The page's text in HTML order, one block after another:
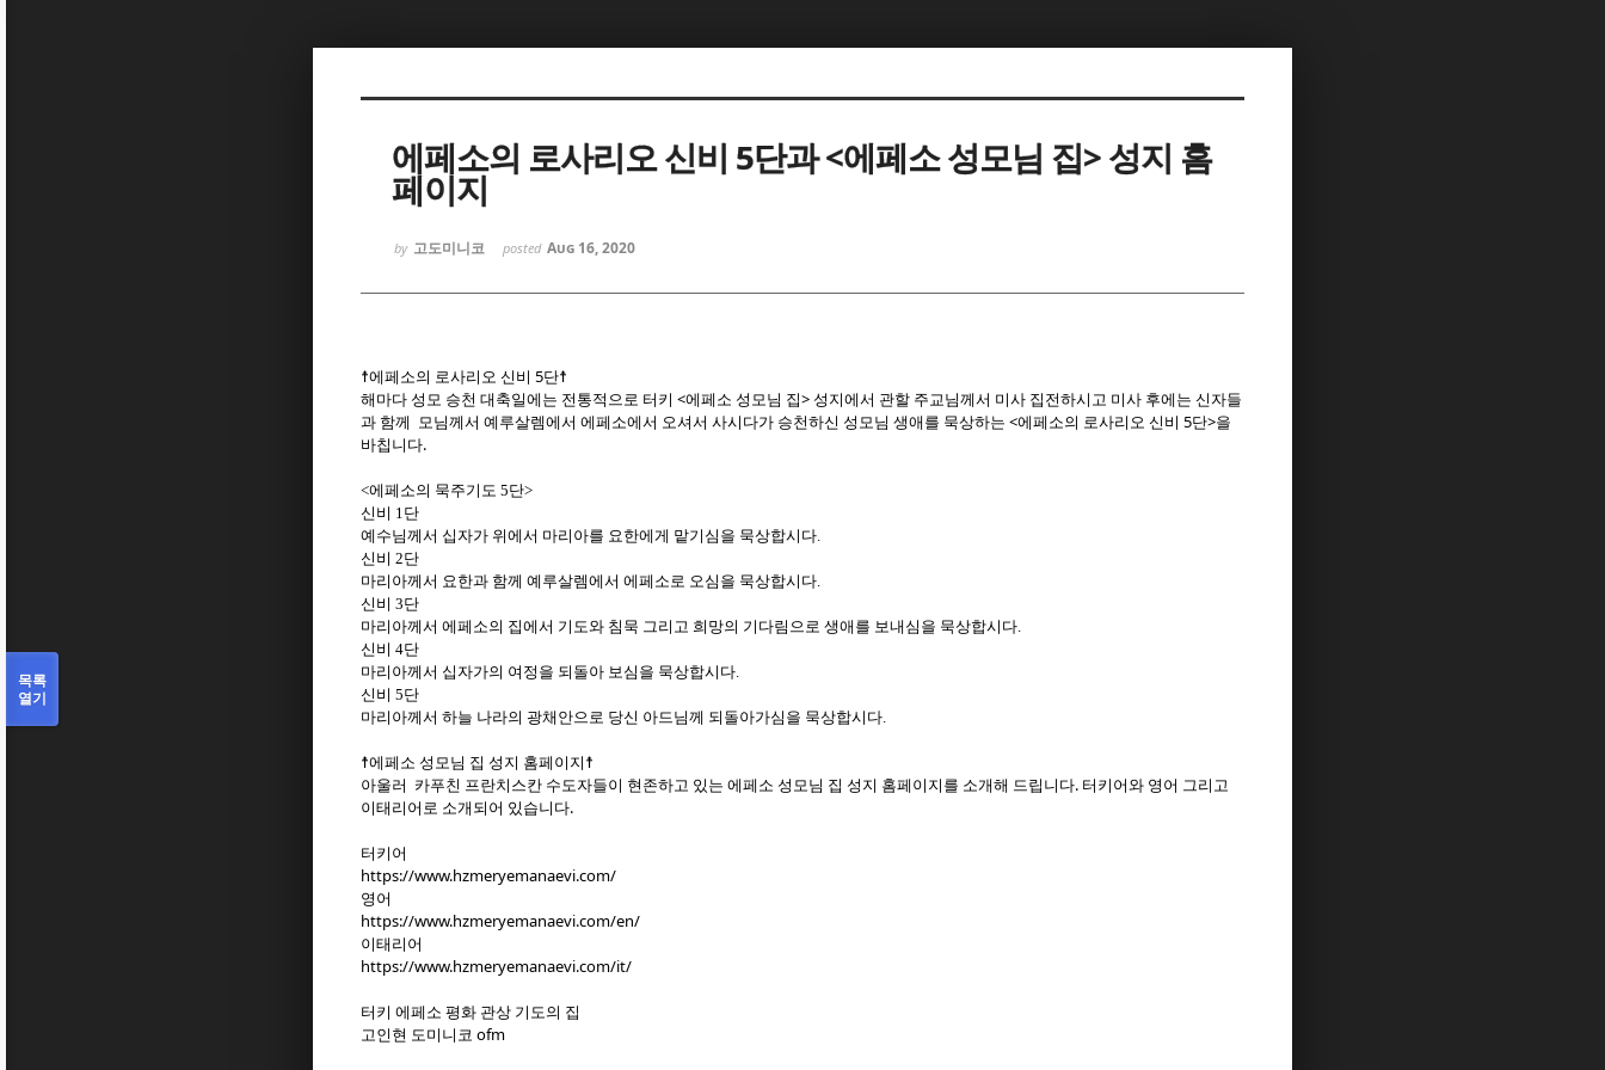
에페소의 로사리오 신비 5단과 <에페소 성모님 집> 성지 홈
페이지
by 고도미니코 posted Aug 16, 2020
☨에페소의 로사리오 신비 5단☨
해마다 성모 승천 대축일에는 전통적으로 터키 <에페소 성모님 집> 성지에서 관할 주교님께서 미사 집전하시고 미사 후에는 신자들
과 함께 모님께서 예루살렘에서 에페소에서 오셔서 사시다가 승천하신 성모님 생애를 묵상하는 <에페소의 로사리오 신비 5단>을
바칩니다.
<에페소의 묵주기도 5단>
신비 1단
예수님께서 십자가 위에서 마리아를 요한에게 맡기심을 묵상합시다.
신비 2단
마리아께서 요한과 함께 예루살렘에서 에페소로 오심을 묵상합시다.
신비 3단
마리아께서 에페소의 집에서 기도와 침묵 그리고 희망의 기다림으로 생애를 보내심을 묵상합시다.
신비 4단
마리아께서 십자가의 여정을 되돌아 보심을 묵상합시다.
신비 5단
마리아께서 하늘 나라의 광채안으로 당신 아드님께 되돌아가심을 묵상합시다.
☨에페소 성모님 집 성지 홈페이지☨
아울러 카푸친 프란치스칸 수도자들이 현존하고 있는 에페소 성모님 집 성지 홈페이지를 소개해 드립니다. 터키어와 영어 그리고
이태리어로 소개되어 있습니다.
터키어
https://www.hzmeryemanaevi.com/
영어
https://www.hzmeryemanaevi.com/en/
이태리어
https://www.hzmeryemanaevi.com/it/
터키 에페소 평화 관상 기도의 집
고인현 도미니코 ofm
목록
열기
Sketchbook5, 스케치북5
Sketchbook5, 스케치북5
Sketchbook5, 스케치북5
Sketchbook5, 스케치북5